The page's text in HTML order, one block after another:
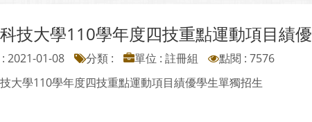
技大學110學年度四技重點運動項目績
2021-01-08 分類 : 單位 : 註冊組
點閱 : 7576
大學110學年度四技重點運動項目績優學生單獨招生